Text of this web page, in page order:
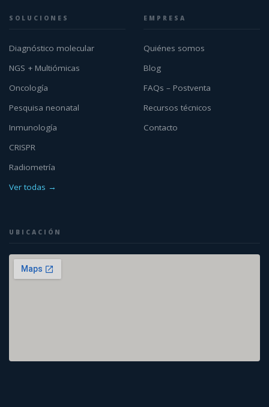
SOLUCIONES
Diagnóstico molecular
NGS + Multiómicas
Oncología
Pesquisa neonatal
Inmunología
CRISPR
Radiometría
Ver todas →
EMPRESA
Quiénes somos
Blog
FAQs – Postventa
Recursos técnicos
Contacto
UBICACIÓN